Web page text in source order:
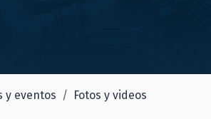
y eventos Fotos y videos